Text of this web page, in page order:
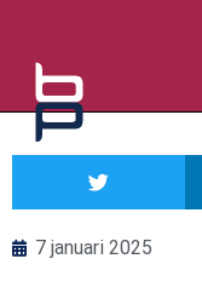
7 januari 2025